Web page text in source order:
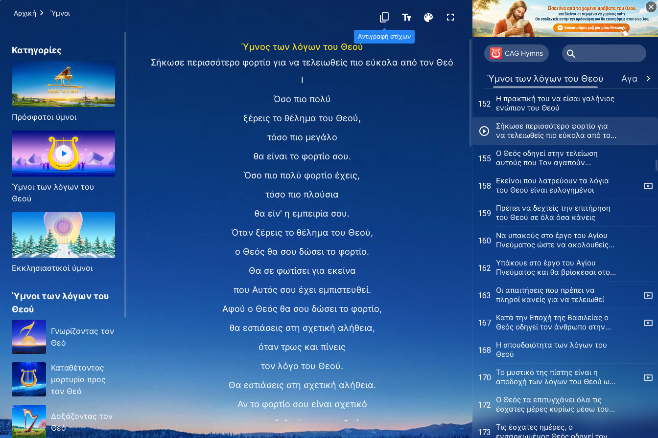
Αρχική Ύμνοι
Αντιγραφή στίχων
Κατηγορίες
Πρόσφατοι ύμνοι
Ύμνοι των λόγων του
Θεού
Εκκλησιαστικοί ύμνοι
Ύμνοι των λόγων του
Θεού
Γνωρίζοντας τον
Θεό
Καταθέτοντας
μαρτυρία προς
τον Θεό
Δοξάζοντας τον
Θεό
Ύμνος των λόγων του Θεού
Σήκωσε περισσότερο φορτίο για να τελειωθείς πιο εύκολα από τον Θεό
I
Όσο πιο πολύ
ξέρεις το θέλημα του Θεού,
τόσο πιο μεγάλο
θα είναι το φορτίο σου.
Όσο πιο πολύ φορτίο έχεις,
τόσο πιο πλούσια
θα είν' η εμπειρία σου.
Όταν ξέρεις το θέλημα του Θεού,
ο Θεός θα σου δώσει το φορτίο.
Θα σε φωτίσει για εκείνα
που Αυτός σου έχει εμπιστευθεί.
Αφού ο Θεός θα σου δώσει το φορτίο,
θα εστιάσεις στη σχετική αλήθεια,
όταν τρως και πίνεις
τον λόγο του Θεού.
Θα εστιάσεις στη σχετική αλήθεια.
Αν το φορτίο σου είναι σχετικό
με των αδελφών σου τις ζωές,
CAG Hymns
Ύμνοι των λόγων του Θεού
λαχταρούν να γίνουν τέλειοι
149
Μόνο όσοι γαληνεύουν ενώπιον
του Θεού επικεντρώνονται στη
ζωή
150
Πρέπει να φροντίσεις να
γαληνέψεις την καρδιά σου
ενώπιον του Θεού
151 καρδιά σου ενώπιον του Θεού
152
H πρακτική του να είσαι γαλήνιος
ενώπιον του Θεού
Σήκωσε περισσότερο φορτίο για
να τελειωθείς πιο εύκολα από τον
Θεό
155
Ο Θεός οδηγεί στην τελείωση
αυτούς που Τον αγαπούν
158
Εκείνοι που λατρεύουν τα λόγια
του Θεού είναι ευλογημένοι
159
Πρέπει να δεχτείς την επιτήρηση
του Θεού σε όλα όσα κάνεις
160
Να υπακούς στο έργο του Αγίου
Πνεύματος ώστε να ακολουθείς
162
Υπάκουε στο έργο του Αγίου
Πνεύματος και θα βρίσκεσαι στο
163
Οι απαιτήσεις που πρέπει να
πληροί κανείς για να τελειωθεί
167
Κατά την Εποχή της Βασιλείας ο
Θεός οδηγεί τον άνθρωπο στην
168
Η σπουδαιότητα των λόγων του
Θεού
170
Το μυστικό της πίστης είναι η
αποδοχή των λόγων του Θεού ως
172
Ο Θεός τα επιτυγχάνει όλα τις
έσχατες μέρες κυρίως μέσω του
173
Τις έσχατες ημέρες, ο